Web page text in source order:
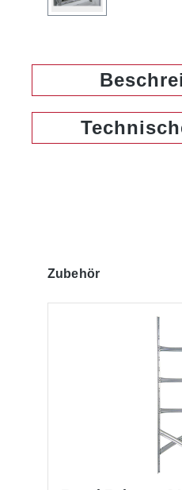
Produktgalerie
Zubehör